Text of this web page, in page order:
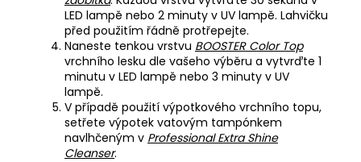
LED lampě nebo 2 minuty v UV lampě. Lahvičku
před použitím řádně protřepejte.
Naneste tenkou vrstvu BOOSTER Color Top
vrchního lesku dle vašeho výběru a vytvrďte 1
minutu v LED lampě nebo 3 minuty v UV
lampě.
V případě použití výpotkového vrchního topu,
setřete výpotek vatovým tampónkem
navlhčeným v Professional Extra Shine
Cleanser.